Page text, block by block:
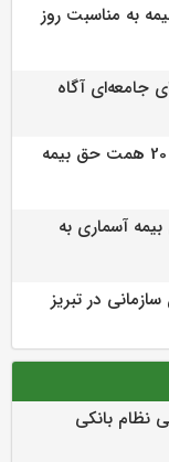
به مناسبت روز
جامعه‌ای آگاه
بیمه کوثر در مسیر رشد؛ عبور از 20 همت حق بیمه
بیمه آسماری به
سازمانی در تبریز
نظام بانکی